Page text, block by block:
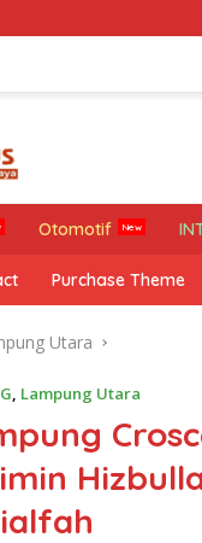
Otomotif
Purchase Theme
Utara
, Lampung Utara